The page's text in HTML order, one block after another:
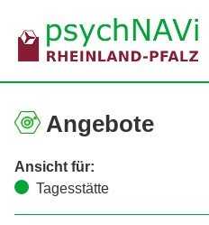
Angebote
Ansicht für:
Tagesstätte